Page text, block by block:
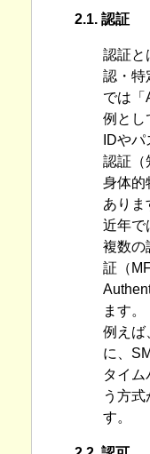
2.1. 認証
認証と
認・特
では「
例とし
IDや
認証（
身体的
ありま
近年で
複数の
証（
ます。
例えば
に、
タイ
う方
す。